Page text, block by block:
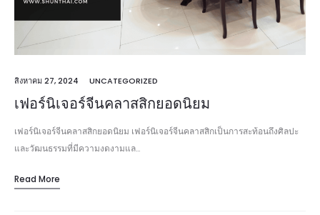
สิงหาคม 27, 2024 UNCATEGORIZED
เฟอร์นิเจอร์จีนคลาสสิกยอดนิยม
เฟอร์นิเจอร์จีนคลาสสิกยอดนิยม เฟอร์นิเจอร์จีนคลาสสิกเป็นการสะท้อนถึงศิลปะ
และวัฒนธรรมที่มีความงดงามแล…
Read More